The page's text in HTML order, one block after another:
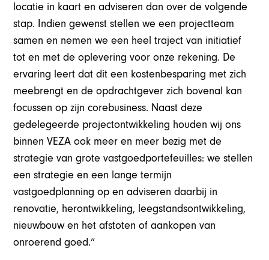
locatie in kaart en adviseren dan over de volgende
stap. Indien gewenst stellen we een projectteam
samen en nemen we een heel traject van initiatief
tot en met de oplevering voor onze rekening. De
ervaring leert dat dit een kostenbesparing met zich
meebrengt en de opdrachtgever zich bovenal kan
focussen op zijn corebusiness. Naast deze
gedelegeerde projectontwikkeling houden wij ons
binnen VEZA ook meer en meer bezig met de
strategie van grote vastgoedportefeuilles: we stellen
een strategie en een lange termijn
vastgoedplanning op en adviseren daarbij in
renovatie, herontwikkeling, leegstandsontwikkeling,
nieuwbouw en het afstoten of aankopen van
onroerend goed.”